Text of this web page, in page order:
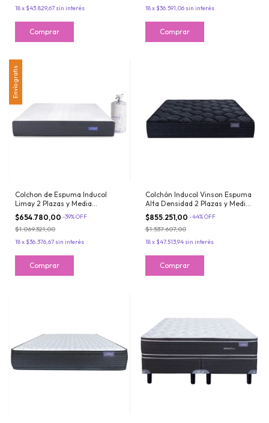
18x $43.829,67 sin interés 18x $36.591,06 sin interés
Envío gratis
Colchon de Espuma Inducol
Limay 2 Plazas y Media
150x190x22cm Espuma de Alta
Densidad Enrollado
$654.780,00 -39%OFF
$1.069.321,00
18x $36.376,67 sin interés
Colchón Inducol Vinson Espuma
Alta Densidad 2 Plazas y Media
140x190x28 cm Hasta 120 kg
por persona
$855.251,00 -44%OFF
$1.537.607,00
18x $47.513,94 sin interés